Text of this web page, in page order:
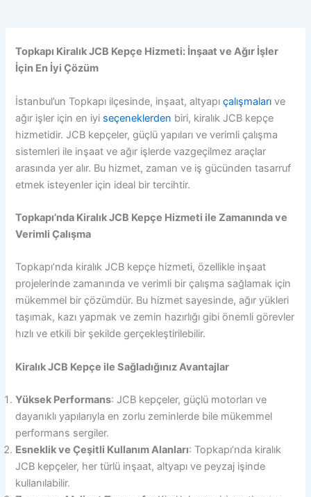
Topkapı Kiralık JCB Kepçe Hizmeti: İnşaat ve Ağır İşler
İçin En İyi Çözüm
İstanbul’un Topkapı ilçesinde, inşaat, altyapıçalışmalarıve
ağır işler için en iyi seçeneklerden biri, kiralık JCB kepçe
hizmetidir. JCB kepçeler, güçlü yapıları ve verimli çalışma
sistemleri ile inşaat ve ağır işlerde vazgeçilmez araçlar
arasında yer alır. Bu hizmet, zaman ve iş gücünden tasarruf
etmek isteyenler için ideal bir tercihtir.
Topkapı’nda Kiralık JCB Kepçe Hizmeti ile Zamanında ve
Verimli Çalışma
Topkapı’nda kiralık JCB kepçe hizmeti, özellikle inşaat
projelerinde zamanında ve verimli bir çalışma sağlamak için
mükemmel bir çözümdür. Bu hizmet sayesinde, ağır yükleri
taşımak, kazı yapmak ve zemin hazırlığı gibi önemli görevler
hızlı ve etkili bir şekilde gerçekleştirilebilir.
Kiralık JCB Kepçe ile Sağladığınız Avantajlar
Yüksek Performans: JCB kepçeler, güçlü motorları ve
dayanıklı yapılarıyla en zorlu zeminlerde bile mükemmel
performans sergiler.
Esneklik ve Çeşitli Kullanım Alanları: Topkapı’nda kiralık
JCB kepçeler, her türlü inşaat, altyapı ve peyzaj işinde
kullanılabilir.